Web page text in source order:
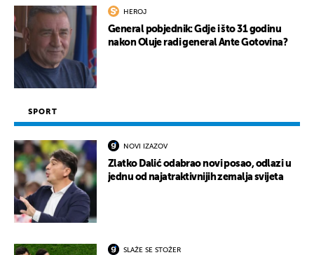
HEROJ
General pobjednik: Gdje i što 31 godinu
nakon Oluje radi general Ante Gotovina?
SPORT
NOVI IZAZOV
Zlatko Dalić odabrao novi posao, odlazi u
jednu od najatraktivnijih zemalja svijeta
SLAŽE SE STOŽER